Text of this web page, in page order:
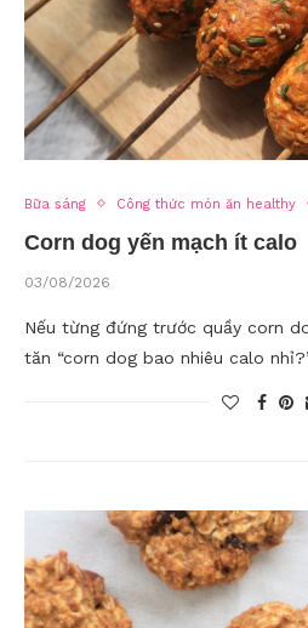
Bữa sáng Công thức món ăn healthy
Corn dog yến mạch ít calo
03/08/2026
Nếu từng đứng trước quầy corn
tăn “corn dog bao nhiêu calo